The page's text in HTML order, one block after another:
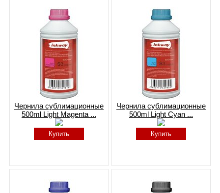
Чернила сублимационные
500ml Light Magenta ...
Купить
Чернила сублимационные
500ml Light Cyan ...
Купить